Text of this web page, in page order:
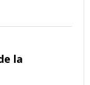
la